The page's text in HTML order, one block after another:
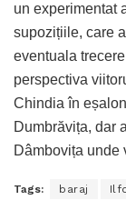
un experimentat
supozițiile, care
eventuala
perspectiva
Chindia în
Dumbrăvița, dar
Dâmbovița unde
Tags: baraj